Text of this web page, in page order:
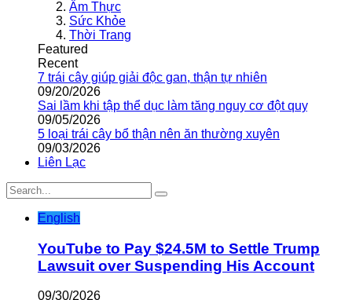
Ẩm Thực
Sức Khỏe
Thời Trang
Featured
Recent
7 trái cây giúp giải độc gan, thận tự nhiên
09/20/2026
Sai lầm khi tập thể dục làm tăng nguy cơ đột quỵ
09/05/2026
5 loại trái cây bổ thận nên ăn thường xuyên
09/03/2026
Liên Lạc
English
YouTube to Pay $24.5M to Settle Trump
Lawsuit over Suspending His Account
09/30/2026